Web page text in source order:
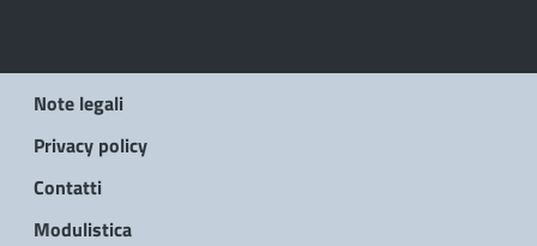
Note legali
Privacy policy
Contatti
Modulistica